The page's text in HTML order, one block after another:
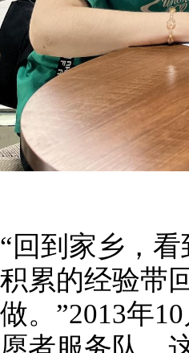
“回到家乡，
积累的经验带
做。”2013年